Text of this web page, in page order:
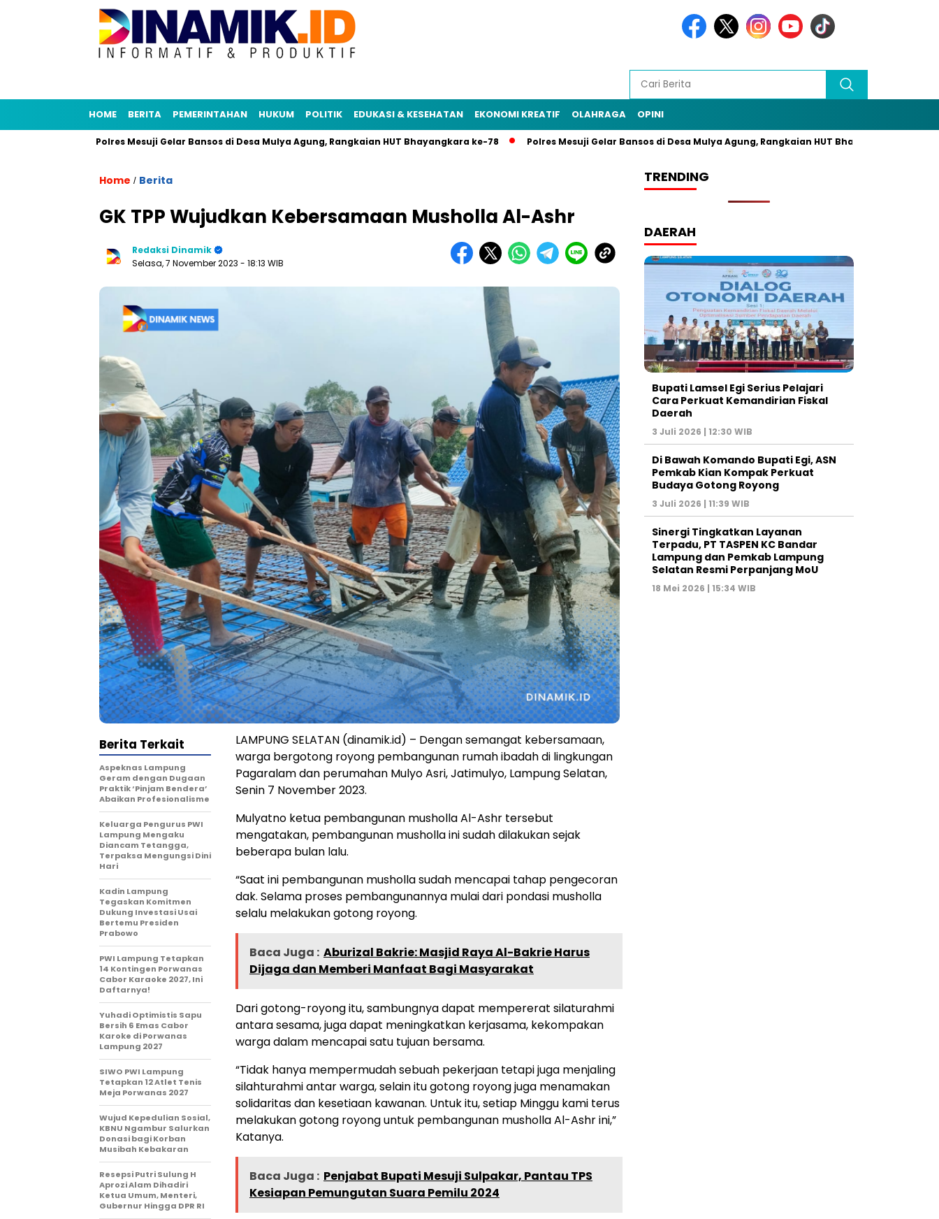
HOME BERITA PEMERINTAHAN HUKUM POLITIK EDUKASI & KESEHATAN EKONOMI KREATIF OLAHRAGA OPINI
Polres Mesuji Gelar Bansos di Desa Mulya Agung, Rangkaian HUT Bhayangkara ke-78 Polres Mesuji Gelar Bansos di Desa Mulya Agung, Rangkaian HUT Bhayangkara ke-79/8
Home / Berita
GK TPP Wujudkan Kebersamaan Musholla Al-Ashr
Redaksi Dinamik
Selasa, 7 November 2023 - 18:13 WIB
LAMPUNG SELATAN (dinamik.id) – Dengan semangat kebersamaan,
warga bergotong royong pembangunan rumah ibadah di lingkungan
Pagaralam dan perumahan Mulyo Asri, Jatimulyo, Lampung Selatan,
Senin 7 November 2023.
Mulyatno ketua pembangunan musholla Al-Ashr tersebut
mengatakan, pembangunan musholla ini sudah dilakukan sejak
beberapa bulan lalu.
“Saat ini pembangunan musholla sudah mencapai tahap pengecoran
dak. Selama proses pembangunannya mulai dari pondasi musholla
selalu melakukan gotong royong.
Baca Juga : Aburizal Bakrie: Masjid Raya Al-Bakrie Harus
Dijaga dan Memberi Manfaat Bagi Masyarakat
Dari gotong-royong itu, sambungnya dapat mempererat silaturahmi
antara sesama, juga dapat meningkatkan kerjasama, kekompakan
warga dalam mencapai satu tujuan bersama.
“Tidak hanya mempermudah sebuah pekerjaan tetapi juga menjaling
silahturahmi antar warga, selain itu gotong royong juga menamakan
solidaritas dan kesetiaan kawanan. Untuk itu, setiap Minggu kami terus
melakukan gotong royong untuk pembangunan musholla Al-Ashr ini,”
Katanya.
Baca Juga : Penjabat Bupati Mesuji Sulpakar, Pantau TPS
Kesiapan Pemungutan Suara Pemilu 2024
Berita Terkait
Aspeknas Lampung
Geram dengan Dugaan
Praktik ‘Pinjam Bendera’
Abaikan Profesionalisme
Keluarga Pengurus PWI
Lampung Mengaku
Diancam Tetangga,
Terpaksa Mengungsi Dini
Hari
Kadin Lampung
Tegaskan Komitmen
Dukung Investasi Usai
Bertemu Presiden
Prabowo
PWI Lampung Tetapkan
14 Kontingen Porwanas
Cabor Karaoke 2027, Ini
Daftarnya!
Yuhadi Optimistis Sapu
Bersih 6 Emas Cabor
Karoke di Porwanas
Lampung 2027
SIWO PWI Lampung
Tetapkan 12 Atlet Tenis
Meja Porwanas 2027
Wujud Kepedulian Sosial,
KBNU Ngambur Salurkan
Donasi bagi Korban
Musibah Kebakaran
Resepsi Putri Sulung H
Aprozi Alam Dihadiri
Ketua Umum, Menteri,
Gubernur Hingga DPR RI
TRENDING
DAERAH
Bupati Lamsel Egi Serius Pelajari
Cara Perkuat Kemandirian Fiskal
Daerah
3 Juli 2026 | 12:30 WIB
Di Bawah Komando Bupati Egi, ASN
Pemkab Kian Kompak Perkuat
Budaya Gotong Royong
3 Juli 2026 | 11:39 WIB
Sinergi Tingkatkan Layanan
Terpadu, PT TASPEN KC Bandar
Lampung dan Pemkab Lampung
Selatan Resmi Perpanjang MoU
18 Mei 2026 | 15:34 WIB